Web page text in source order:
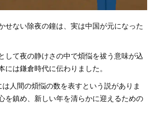
せない除夜の鐘は、実は中国が元になった
して夜の静けさの中で煩悩を祓う意味が込
には鎌倉時代に伝わりました。
人間の煩悩の数を表すという説がありま
を鎮め、新しい年を清らかに迎えるための